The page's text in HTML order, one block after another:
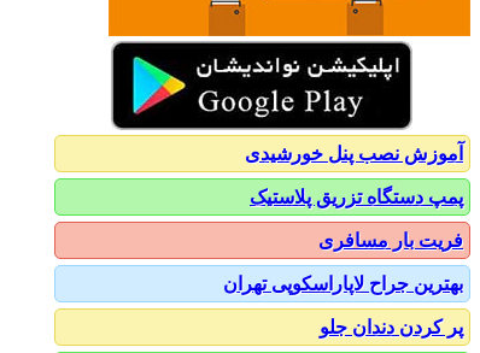
آموزش نصب پنل خورشیدی
پمپ دستگاه تزریق پلاستیک
فریت بار مسافری
بهترین جراح لاپاراسکوپی تهران
پر کردن دندان جلو